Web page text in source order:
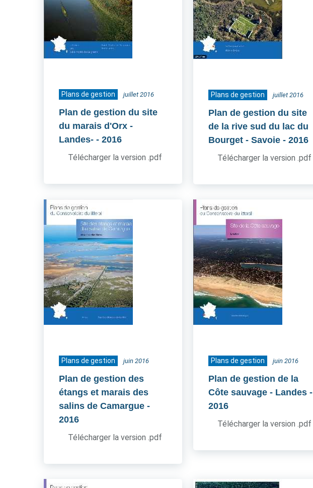
Plans de gestion juillet 2016
Plan de gestion du site
du marais d'Orx -
Landes- - 2016
Télécharger la version .pdf
Plans de gestion juillet 2016
Plan de gestion du site
de la rive sud du lac du
Bourget - Savoie - 2016
Télécharger la version .pdf
Plans de gestion juin 2016
Plan de gestion des
étangs et marais des
salins de Camargue -
2016
Télécharger la version .pdf
Plans de gestion juin 2016
Plan de gestion de la
Côte sauvage - Landes -
2016
Télécharger la version .pdf